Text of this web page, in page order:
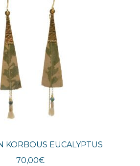
KORBOUS EUCALYPTUS
70,00€